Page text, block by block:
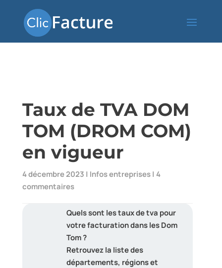
Taux de TVA DOM
TOM (DROM COM)
en vigueur
4 décembre 2023 | Infos entreprises| 4
commentaires
Quels sont les taux de tva pour
votre facturation dans les Dom
Tom ?
Retrouvez la liste des
départements, régions et